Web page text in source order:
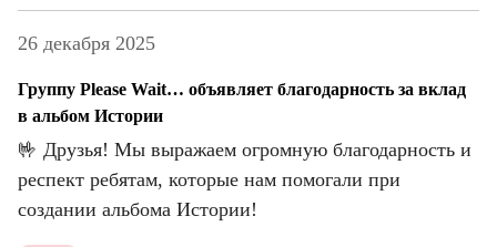
26 декабря 2025
Группу Please Wait… объявляет благодарность за вклад
в альбом Истории
🤟 Друзья! Мы выражаем огромную благодарность и
респект ребятам, которые нам помогали при
создании альбома Истории!